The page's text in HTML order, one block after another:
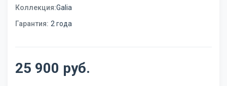
Коллекция:Galia
Гарантия: 2 года
25 900 руб.